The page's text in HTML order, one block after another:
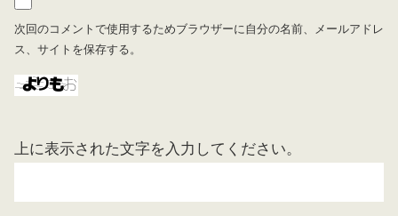
次回のコメントで使用するためブラウザーに自分の名前、メールアドレ
ス、サイトを保存する。
上に表示された文字を入力してください。